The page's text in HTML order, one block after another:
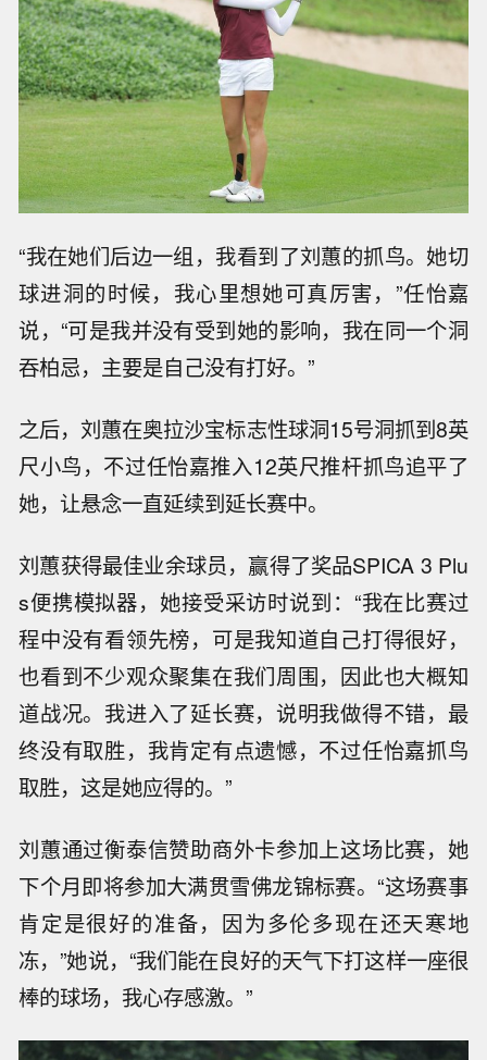
“我在她们后边一组，我看到了刘蕙的抓鸟。她切
球进洞的时候，我心里想她可真厉害，”任怡嘉
说，“可是我并没有受到她的影响，我在同一个洞
吞柏忌，主要是自己没有打好。”
之后，刘蕙在奥拉沙宝标志性球洞15号洞抓到8英
尺小鸟，不过任怡嘉推入12英尺推杆抓鸟追平了
她，让悬念一直延续到延长赛中。
刘蕙获得最佳业余球员，赢得了奖品SPICA 3 Plu
s便携模拟器，她接受采访时说到：“我在比赛过
程中没有看领先榜，可是我知道自己打得很好，
也看到不少观众聚集在我们周围，因此也大概知
道战况。我进入了延长赛，说明我做得不错，最
终没有取胜，我肯定有点遗憾，不过任怡嘉抓鸟
取胜，这是她应得的。”
刘蕙通过衡泰信赞助商外卡参加上这场比赛，她
下个月即将参加大满贯雪佛龙锦标赛。“这场赛事
肯定是很好的准备，因为多伦多现在还天寒地
冻，”她说，“我们能在良好的天气下打这样一座很
棒的球场，我心存感激。”